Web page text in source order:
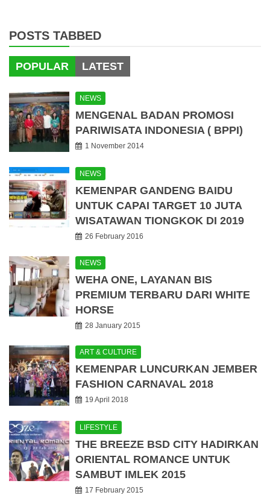
POSTS TABBED
POPULAR LATEST
NEWS
MENGENAL BADAN PROMOSI
PARIWISATA INDONESIA ( BPPI)
1 November 2014
NEWS
KEMENPAR GANDENG BAIDU
UNTUK CAPAI TARGET 10 JUTA
WISATAWAN TIONGKOK DI 2019
26 February 2016
NEWS
WEHA ONE, LAYANAN BIS
PREMIUM TERBARU DARI WHITE
HORSE
28 January 2015
ART & CULTURE
KEMENPAR LUNCURKAN JEMBER
FASHION CARNAVAL 2018
19 April 2018
LIFESTYLE
THE BREEZE BSD CITY HADIRKAN
ORIENTAL ROMANCE UNTUK
SAMBUT IMLEK 2015
17 February 2015